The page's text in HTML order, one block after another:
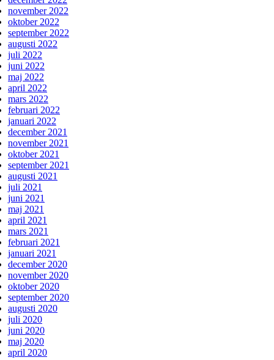
november 2022
oktober 2022
september 2022
augusti 2022
juli 2022
juni 2022
maj 2022
april 2022
mars 2022
februari 2022
januari 2022
december 2021
november 2021
oktober 2021
september 2021
augusti 2021
juli 2021
juni 2021
maj 2021
april 2021
mars 2021
februari 2021
januari 2021
december 2020
november 2020
oktober 2020
september 2020
augusti 2020
juli 2020
juni 2020
maj 2020
april 2020